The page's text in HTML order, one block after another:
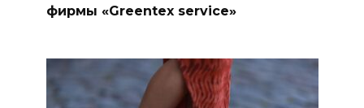
фирмы «Greentex service»